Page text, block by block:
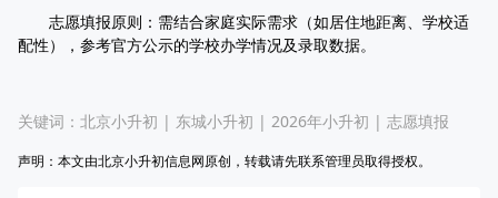
志愿填报原则：需结合家庭实际需求（如居住地距离、学校适
配性），参考官方公示的学校办学情况及录取数据。​
关键词： 北京小升初 | 东城小升初 | 2026年小升初 | 志愿填报
声明：本文由北京小升初信息网原创，转载请先联系管理员取得授权。